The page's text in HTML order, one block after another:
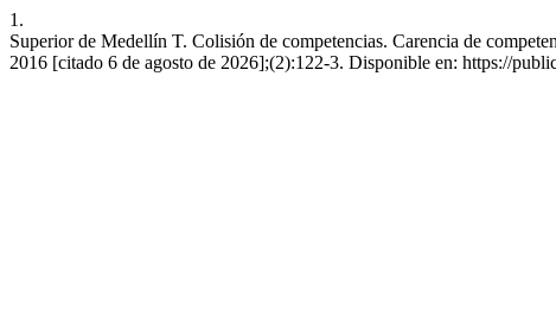
1.
Superior de Medellín T. Colisión de competencias. Carencia de
2016 [citado 6 de agosto de 2026];(2):122-3. Disponible en: https://